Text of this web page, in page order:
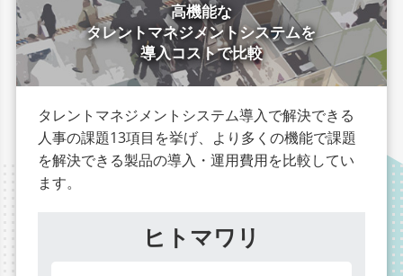
高機能な
タレントマネジメントシステムを
導入コストで比較
タレントマネジメントシステム導入で解決できる
人事の課題13項目を挙げ、より多くの機能で課題
を解決できる製品の導入・運用費用を比較してい
ます。
ヒトマワリ